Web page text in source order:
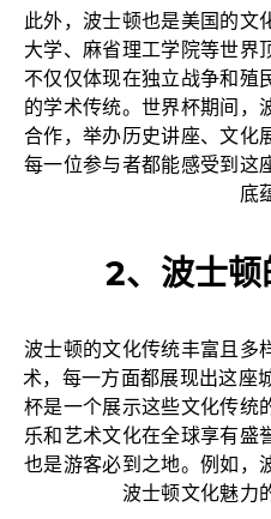
此外，波士顿也是美国的文
大学、麻省理工学院等世界
不仅仅体现在独立战争和殖
的学术传统。世界杯期间，
合作，举办历史讲座、文化
每一位参与者都能感受到这
底
2、波士
波士顿的文化传统丰富且多
术，每一方面都展现出这座
杯是一个展示这些文化传统
乐和艺术文化在全球享有盛
也是游客必到之地。例如，
波士顿文化魅力